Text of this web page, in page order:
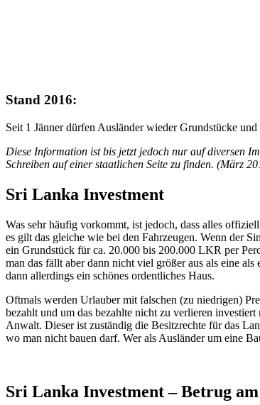
Stand 2016:
Seit 1 Jänner dürfen Ausländer wieder Grundstücke
Diese Information ist bis jetzt jedoch nur auf diversen
Schreiben auf einer staatlichen Seite zu finden. (März
Sri Lanka Investment
Was sehr häufig vorkommt, ist jedoch, dass alles
es gilt das gleiche wie bei den Fahrzeugen. Wenn der
ein Grundstück für ca. 20.000 bis 200.000 LKR per
man das fällt aber dann nicht viel größer aus als eine
dann allerdings ein schönes ordentliches Haus.
Oftmals werden Urlauber mit falschen (zu niedrigen)
bezahlt und um das bezahlte nicht zu verlieren
Anwalt. Dieser ist zuständig die Besitzrechte für das
wo man nicht bauen darf. Wer als Ausländer um eine
Sri Lanka Investment – Betrug